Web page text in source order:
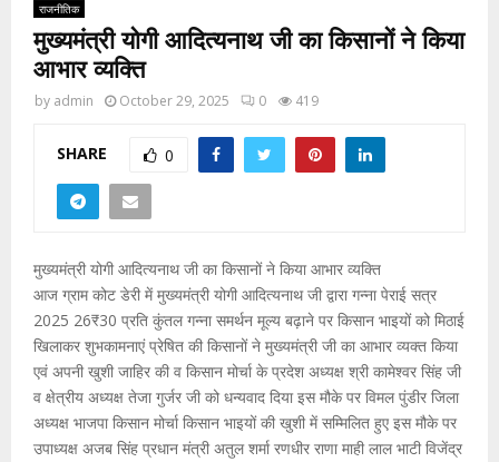
राजनीतिक
मुख्यमंत्री योगी आदित्यनाथ जी का किसानों ने किया
आभार व्यक्ति
by admin October 29, 2025 0 419
SHARE 0
मुख्यमंत्री योगी आदित्यनाथ जी का किसानों ने किया आभार व्यक्ति
आज ग्राम कोट डेरी में मुख्यमंत्री योगी आदित्यनाथ जी द्वारा गन्ना पेराई सत्र
2025 26₹30 प्रति कुंतल गन्ना समर्थन मूल्य बढ़ाने पर किसान भाइयों को मिठाई
खिलाकर शुभकामनाएं प्रेषित की किसानों ने मुख्यमंत्री जी का आभार व्यक्त किया
एवं अपनी खुशी जाहिर की व किसान मोर्चा के प्रदेश अध्यक्ष श्री कामेश्वर सिंह जी
व क्षेत्रीय अध्यक्ष तेजा गुर्जर जी को धन्यवाद दिया इस मौके पर विमल पुंडीर जिला
अध्यक्ष भाजपा किसान मोर्चा किसान भाइयों की खुशी में सम्मिलित हुए इस मौके पर
उपाध्यक्ष अजब सिंह प्रधान मंत्री अतुल शर्मा रणधीर राणा माही लाल भाटी विजेंद्र